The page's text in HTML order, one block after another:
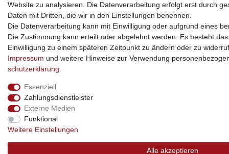
Website zu analysieren. Die Datenverarbeitung erfolgt erst durch
Daten mit Dritten, die wir in den Einstellungen benennen.
Die Datenverarbeitung kann mit Einwilligung oder aufgrund eines
Die Zustimmung kann erteilt oder abgelehnt werden. Es besteht
Einwilligung zu einem späteren Zeitpunkt zu ändern oder zu
Impressum und weitere Hinweise zur Verwendung
schutz­erklärung
Essenziell
Zahlungsdienstleister
Externe Medien
Funktional
Weitere Einstellungen
Alle akzeptieren